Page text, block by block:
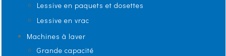
Lessive en paquets et dosettes
Lessive en vrac
Machines à laver
Grande capacité